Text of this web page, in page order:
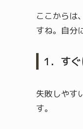
ここからは
すね。自分
1．す
失敗しやす
す。